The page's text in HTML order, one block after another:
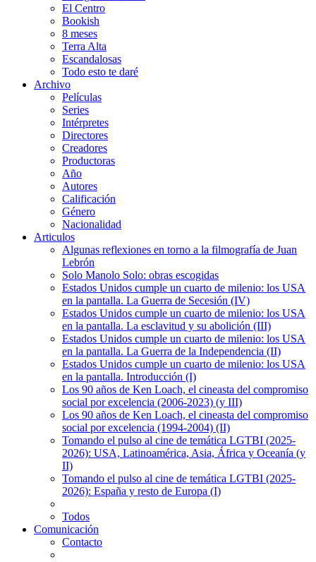
El Centro
Bookish
8 meses
Terra Alta
Escandalosas
Todo esto te daré
Archivo
Películas
Series
Intérpretes
Directores
Creadores
Productoras
Año
Autores
Calificación
Género
Nacionalidad
Articulos
Algunas reflexiones en torno a la filmografía de Juan
Lebrón
Solo Manolo Solo: obras escogidas
Estados Unidos cumple un cuarto de milenio: los USA
en la pantalla. La Guerra de Secesión (IV)
Estados Unidos cumple un cuarto de milenio: los USA
en la pantalla. La esclavitud y su abolición (III)
Estados Unidos cumple un cuarto de milenio: los USA
en la pantalla. La Guerra de la Independencia (II)
Estados Unidos cumple un cuarto de milenio: los USA
en la pantalla. Introducción (I)
Los 90 años de Ken Loach, el cineasta del compromiso
social por excelencia (2006-2023) (y III)
Los 90 años de Ken Loach, el cineasta del compromiso
social por excelencia (1994-2004) (II)
Tomando el pulso al cine de temática LGTBI (2025-
2026): USA, Latinoamérica, Asia, África y Oceanía (y
II)
Tomando el pulso al cine de temática LGTBI (2025-
2026): España y resto de Europa (I)
Todos
Comunicación
Contacto